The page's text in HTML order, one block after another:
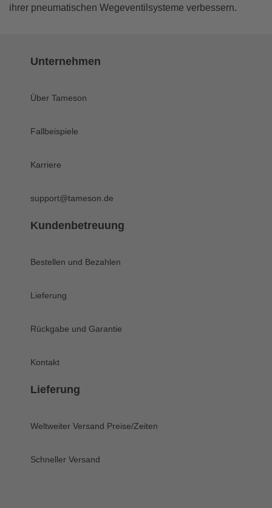
ihrer pneumatischen Wegeventilsysteme verbessern.
Unternehmen
Über Tameson
Fallbeispiele
Karriere
support@tameson.de
Kundenbetreuung
Bestellen und Bezahlen
Lieferung
Rückgabe und Garantie
Kontakt
Lieferung
Weltweiter Versand Preise/Zeiten
Schneller Versand